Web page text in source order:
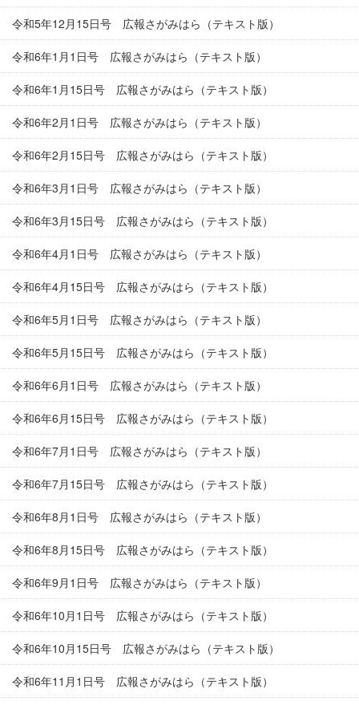
令和5年12月15日号 広報さがみはら（テキスト版）
令和6年1月1日号 広報さがみはら（テキスト版）
令和6年1月15日号 広報さがみはら（テキスト版）
令和6年2月1日号 広報さがみはら（テキスト版）
令和6年2月15日号 広報さがみはら（テキスト版）
令和6年3月1日号 広報さがみはら（テキスト版）
令和6年3月15日号 広報さがみはら（テキスト版）
令和6年4月1日号 広報さがみはら（テキスト版）
令和6年4月15日号 広報さがみはら（テキスト版）
令和6年5月1日号 広報さがみはら（テキスト版）
令和6年5月15日号 広報さがみはら（テキスト版）
令和6年6月1日号 広報さがみはら（テキスト版）
令和6年6月15日号 広報さがみはら（テキスト版）
令和6年7月1日号 広報さがみはら（テキスト版）
令和6年7月15日号 広報さがみはら（テキスト版）
令和6年8月1日号 広報さがみはら（テキスト版）
令和6年8月15日号 広報さがみはら（テキスト版）
令和6年9月1日号 広報さがみはら（テキスト版）
令和6年10月1日号 広報さがみはら（テキスト版）
令和6年10月15日号 広報さがみはら（テキスト版）
令和6年11月1日号 広報さがみはら（テキスト版）